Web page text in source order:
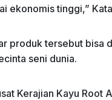
ekonomis tinggi,”
produk tersebut bisa
seni dunia.
Kerajian Kayu Root